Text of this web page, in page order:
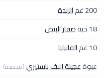
200 غم
الزبدة
18 حبة
صفار البيض
10 غم
الفانيليا
عبوةعجينة البف باستيري(مجمدة)